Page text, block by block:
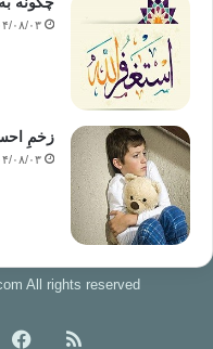
۰۴/۰۸/
زخمِ
۰۴/۰۸/
All rights reserved
خوراک